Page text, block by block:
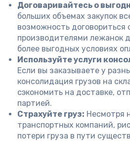
Договаривайтесь о
больших объемах закупок
возможность договориться
производителями лежанок
более выгодных условиях
Используйте услуги
Если вы заказываете у
консолидация грузов на
сэкономить на доставке,
партией.
Страхуйте груз: Несмотря
транспортных компаний,
потери груза в пути